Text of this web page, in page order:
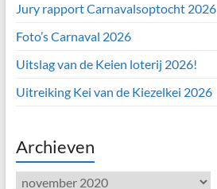
Jury rapport Carnavalsoptocht 2026
Foto’s Carnaval 2026
Uitslag van de Keien loterij 2026!
Uitreiking Kei van de Kiezelkei 2026
Archieven
Archieven